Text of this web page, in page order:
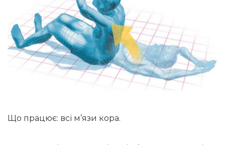
Що працює: всі м’язи кора.